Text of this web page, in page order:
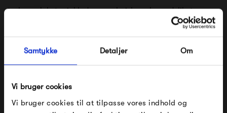
Samtykke Detaljer Om
Vi bruger cookies
Vi bruger cookies til at tilpasse vores indhold og
tryk og plakater inkluderer maleriske palmer, delikate
svampe, frodige grønne blade og eksotiske blomster. Disse
Udover naturtemaet byder Dybdahl også på kollektionen